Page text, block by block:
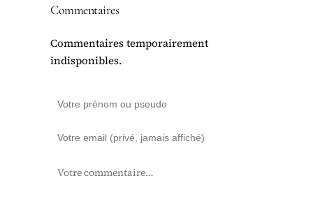
Commentaires
Commentaires temporairement
indisponibles.